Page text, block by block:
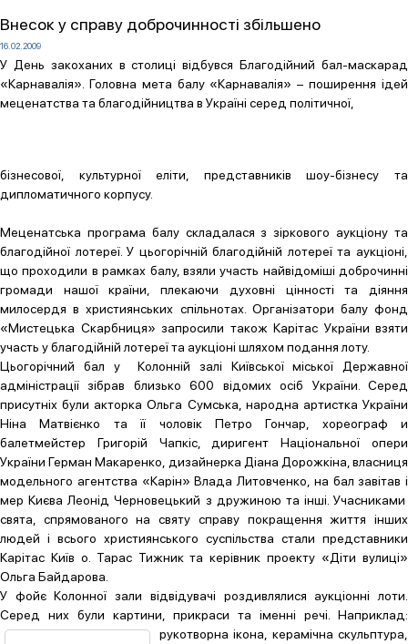
Внесок у справу доброчинності збільшено
16.02.2009
У День закоханих в столиці відбувся Благодійний бал-маскарад
«Карнавалія». Головна мета балу «Карнавалія» – поширення ідей
меценатства та благодійництва в Україні серед політичної,
бізнесової, культурної еліти, представників шоу-бізнесу та
дипломатичного корпусу.
Меценатська програма балу складалася з зіркового аукціону та
благодійної лотереї. У цьогорічній благодійній лотереї та аукціоні,
що проходили в рамках балу, взяли участь найвідоміші доброчинні
громади нашої країни, плекаючи духовні цінності та діяння
милосердя в християнських спільнотах. Організатори балу фонд
«Мистецька Скарбниця» запросили також Карітас України взяти
участь у благодійній лотереї та аукціоні шляхом подання лоту.
Цьогорічний бал у Колонній залі Київської міської Державної
адміністрації зібрав близько 600 відомих осіб України. Серед
присутніх були акторка Ольга Сумська, народна артистка України
Ніна Матвієнко та її чоловік Петро Гончар, хореограф и
балетмейстер Григорій Чапкіс, диригент Національної опери
України Герман Макаренко, дизайнерка Діана Дорожкіна, власниця
модельного агентства «Карін» Влада Литовченко, на бал завітав і
мер Києва Леонід Черновецький з дружиною та інші. Учасниками
свята, спрямованого на святу справу покращення життя інших
людей і всього християнського суспільства стали представники
Карітас Київ о. Тарас Тижник та керівник проекту «Діти вулиці»
Ольга Байдарова.
У фойє Колонної зали відвідувачі роздивлялися аукціонні лоти.
Серед них були картини, прикраси та іменні речі. Наприклад:
рукотворна ікона, керамічна скульптура,